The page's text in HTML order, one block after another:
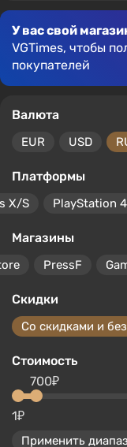
У вас свой
VGTimes, чтобы
покупателей
Валюта
EUR USD
Платформы
X/S PlayStation 4
Магазины
PressF
Скидки
Со скидками и без
Стоимость
1₽
700₽
Применить